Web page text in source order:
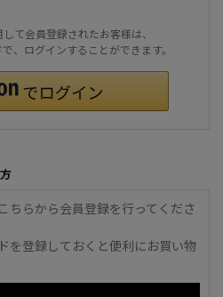
て会員登録されたお客様は、
、ログインすることができます。
ちらから会員登録を行ってくださ
を登録しておくと便利にお買い物